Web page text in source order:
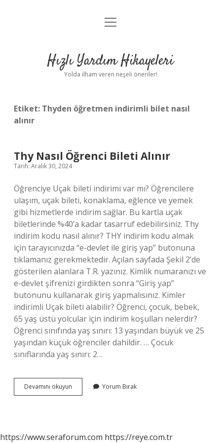
Anasayfa
Yasal Uyarı
menüyü
Hızlı Yardım Hikayeleri
Yolda ilham veren neşeli öneriler!
Etiket: Thyden öğretmen indirimli bilet nasıl
alınır
Thy Nasıl Öğrenci Bileti Alınır
Tarih: Aralık 30, 2024
Öğrenciye Uçak bileti indirimi var mı? Öğrencilere
ulaşım, uçak bileti, konaklama, eğlence ve yemek
gibi hizmetlerde indirim sağlar. Bu kartla uçak
biletlerinde %40’a kadar tasarruf edebilirsiniz. Thy
indirim kodu nasıl alınır? THY indirim kodu almak
için tarayıcınızda “e-devlet ile giriş yap” butonuna
tıklamanız gerekmektedir. Açılan sayfada Şekil 2’de
gösterilen alanlara T.R. yazınız. Kimlik numaranızı ve
e-devlet şifrenizi girdikten sonra “Giriş yap”
butonunu kullanarak giriş yapmalısınız. Kimler
indirimli Uçak bileti alabilir? Öğrenci, çocuk, bebek,
65 yaş üstü yolcular için indirim koşulları nelerdir?
Öğrenci sınıfında yaş sınırı: 13 yaşından büyük ve 25
yaşından küçük öğrenciler dahildir. … Çocuk
sınıflarında yaş sınırı: 2…
Devamını okuyun
Nasıl
Yorum Bırak
https://www.seraforum.com https://reye.com.tr